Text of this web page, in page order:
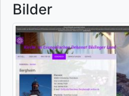
Bilder